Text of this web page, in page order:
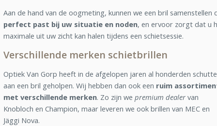
Aan de hand van de oogmeting, kunnen we een bril samenstellen
perfect past bij uw situatie en noden, en ervoor zorgt dat u
maximale uit uw zicht kan halen tijdens een schietsessie.
Verschillende merken schietbrillen
Optiek Van Gorp heeft in de afgelopen jaren al honderden
aan een bril geholpen. Wij hebben dan ook een ruim
met verschillende merken. Zo zijn we premium dealer van
Knobloch en Champion, maar leveren we ook brillen van MEC en
Jäggi Nova.